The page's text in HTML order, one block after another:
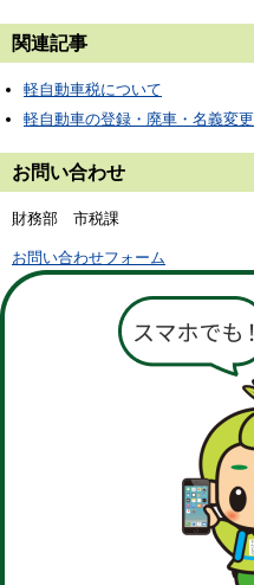
関連記事
軽自動車税について
軽自動車の登録・廃車・名義変更
お問い合わせ
財務部 市税課
お問い合わせフォーム